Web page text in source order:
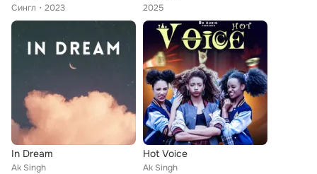
Сингл
2023
2025
In Dream
Ak Singh
Hot Voice
Ak Singh